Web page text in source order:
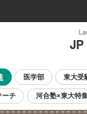
JP
医学部 東大受
ーチ 河合塾×東大特